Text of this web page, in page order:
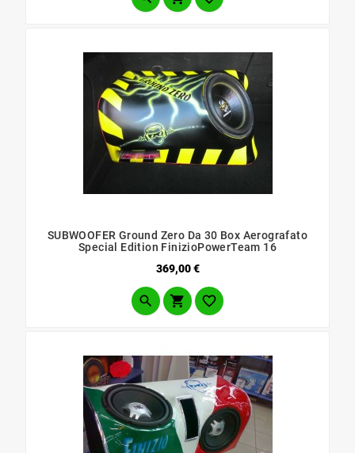
SUBWOOFER Ground Zero Da 30 Box Aerografato
Special Edition FinizioPowerTeam 16
369,00 €Prezzo
  